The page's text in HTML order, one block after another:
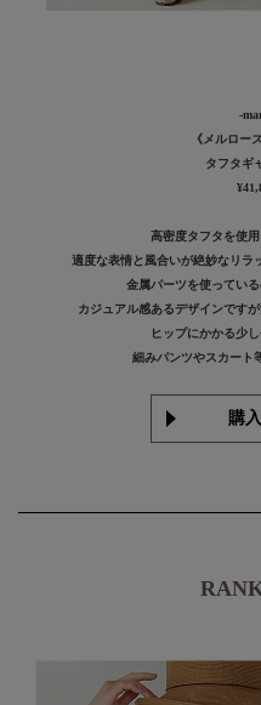
-
《メルロー
タフタギ
高密度タフタを使用
適度な表情と風合いが絶妙なリラ
金属パーツを使ってい
カジュアル感あるデザインです
ヒップにかかる少
細みパンツやスカート
購